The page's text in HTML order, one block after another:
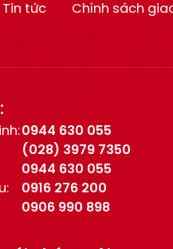
Tin tức
Chính sách
0944 630 055
(028) 3979 7350
0944 630 055
0916 276 200
0906 990 898